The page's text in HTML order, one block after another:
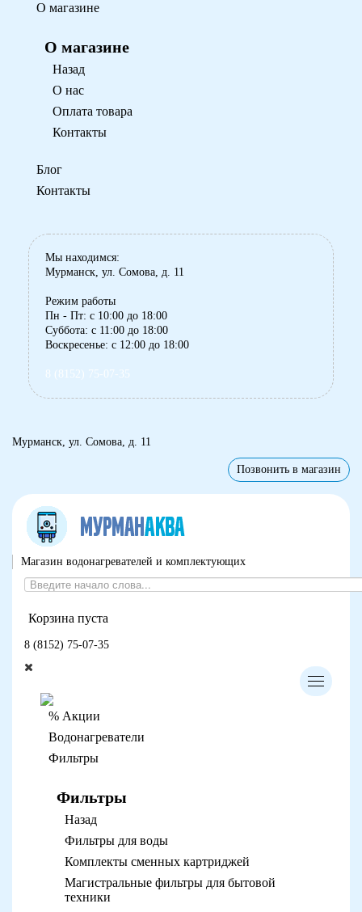
О магазине
О магазине
Назад
О нас
Оплата товара
Контакты
Блог
Контакты
Мы находимся:
Мурманск, ул. Сомова, д. 11
Режим работы
Пн - Пт: с 10:00 до 18:00
Суббота: с 11:00 до 18:00
Воскресенье: с 12:00 до 18:00
8 (8152) 75-07-35
Мурманск, ул. Сомова, д. 11
Позвонить в магазин
Магазин водонагревателей и комплектующих
Корзина пуста
8 (8152) 75-07-35
% Акции
Водонагреватели
Фильтры
Фильтры
Назад
Фильтры для воды
Комплекты сменных картриджей
Магистральные фильтры для бытовой
техники